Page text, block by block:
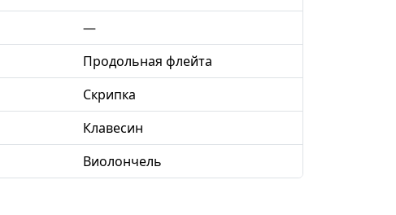
—
Продольная флейта
Скрипка
Клавесин
Виолончель